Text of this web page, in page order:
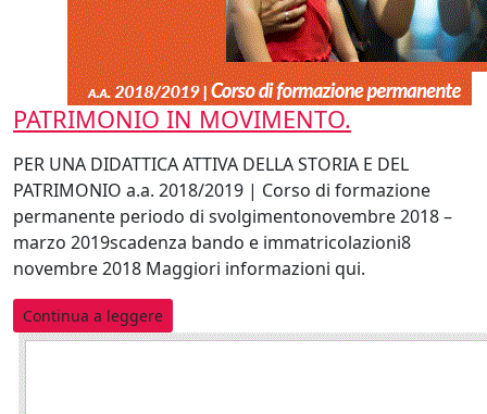
PATRIMONIO IN MOVIMENTO.
PER UNA DIDATTICA ATTIVA DELLA STORIA E DEL
PATRIMONIO a.a. 2018/2019 | Corso di formazione
permanente periodo di svolgimentonovembre 2018 –
marzo 2019scadenza bando e immatricolazioni8
novembre 2018 Maggiori informazioni qui.
Continua a leggere